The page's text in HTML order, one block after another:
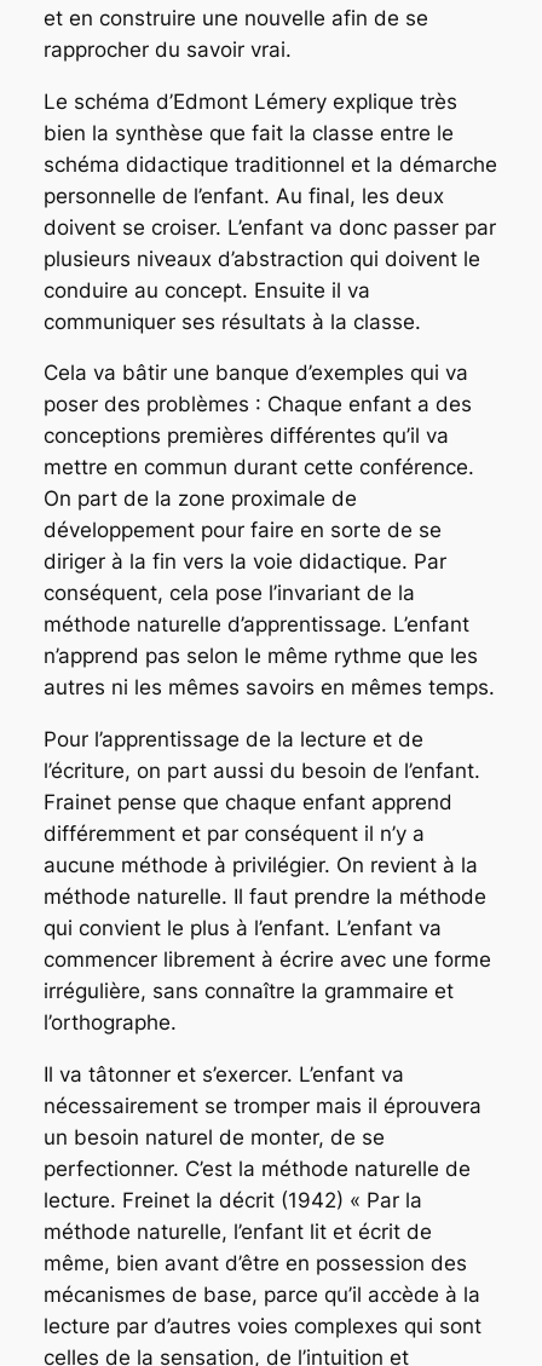
et en construire une nouvelle afin de se
rapprocher du savoir vrai.
Le schéma d’Edmont Lémery explique très
bien la synthèse que fait la classe entre le
schéma didactique traditionnel et la démarche
personnelle de l’enfant. Au final, les deux
doivent se croiser. L’enfant va donc passer par
plusieurs niveaux d’abstraction qui doivent le
conduire au concept. Ensuite il va
communiquer ses résultats à la classe.
Cela va bâtir une banque d’exemples qui va
poser des problèmes : Chaque enfant a des
conceptions premières différentes qu’il va
mettre en commun durant cette conférence.
On part de la zone proximale de
développement pour faire en sorte de se
diriger à la fin vers la voie didactique. Par
conséquent, cela pose l’invariant de la
méthode naturelle d’apprentissage. L’enfant
n’apprend pas selon le même rythme que les
autres ni les mêmes savoirs en mêmes temps.
Pour l’apprentissage de la lecture et de
l’écriture, on part aussi du besoin de l’enfant.
Frainet pense que chaque enfant apprend
différemment et par conséquent il n’y a
aucune méthode à privilégier. On revient à la
méthode naturelle. Il faut prendre la méthode
qui convient le plus à l’enfant. L’enfant va
commencer librement à écrire avec une forme
irrégulière, sans connaître la grammaire et
l’orthographe.
Il va tâtonner et s’exercer. L’enfant va
nécessairement se tromper mais il éprouvera
un besoin naturel de monter, de se
perfectionner. C’est la méthode naturelle de
lecture. Freinet la décrit (1942) « Par la
méthode naturelle, l’enfant lit et écrit de
même, bien avant d’être en possession des
mécanismes de base, parce qu’il accède à la
lecture par d’autres voies complexes qui sont
celles de la sensation, de l’intuition et